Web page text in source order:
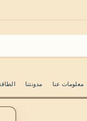
مدونتنا معلومات عنا